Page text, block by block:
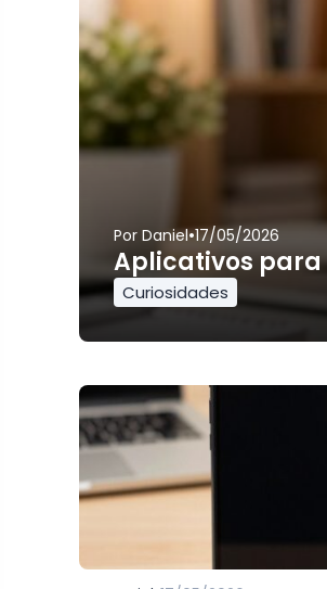
Por Daniel•17/05/2026
Aplicativos
Curiosidades